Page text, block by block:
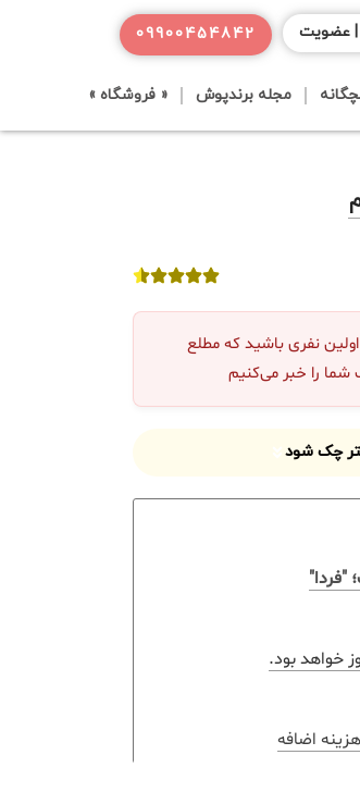
مجله برندپوش « فروشگاه »
09900454842 | عضویت
نفری باشید که مطلع
شما را خبر می‌کنیم
چک شود
"فردا"
اضافه